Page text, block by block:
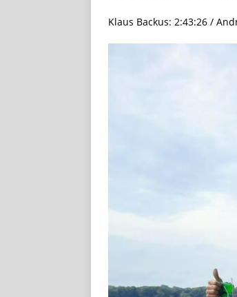
Klaus Backus: 2:43:26 /